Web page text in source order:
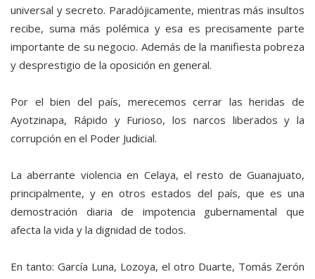
universal y secreto. Paradójicamente, mientras más insultos
recibe, suma más polémica y esa es precisamente parte
importante de su negocio. Además de la manifiesta pobreza
y desprestigio de la oposición en general.
Por el bien del país, merecemos cerrar las heridas de
Ayotzinapa, Rápido y Furioso, los narcos liberados y la
corrupción en el Poder Judicial.
La aberrante violencia en Celaya, el resto de Guanajuato,
principalmente, y en otros estados del país, que es una
demostración diaria de impotencia gubernamental que
afecta la vida y la dignidad de todos.
En tanto: García Luna, Lozoya, el otro Duarte, Tomás Zerón